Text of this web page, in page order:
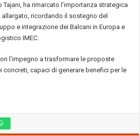
ha rimarcato l’importanza strategica
allargato, ricordando il sostegno del
e integrazione dei Balcani in Europa e
IMEC.
l’impegno a trasformare le proposte
concreti, capaci di generare benefici per le